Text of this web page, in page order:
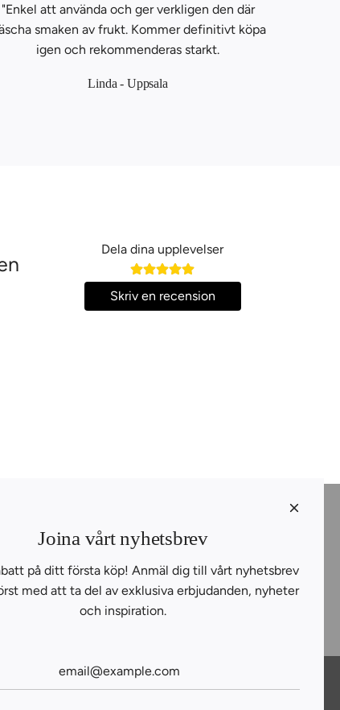
"Enkel att använda och ger verkligen den där
smaken av frukt. Kommer definitivt köpa
igen och rekommenderas starkt.
Linda - Uppsala
Dela dina upplevelser
Skriv en recension
FOLLOW THE FLAVORS
med att ta del av exklusiva erbjudanden, nyheter
PRENUMERERA